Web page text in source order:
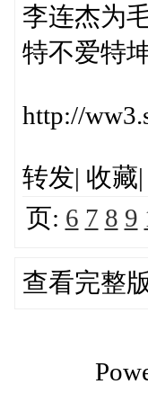
李连杰为
特不爱
http://
转发| 收藏
页: 6 7 8 9
查看完整